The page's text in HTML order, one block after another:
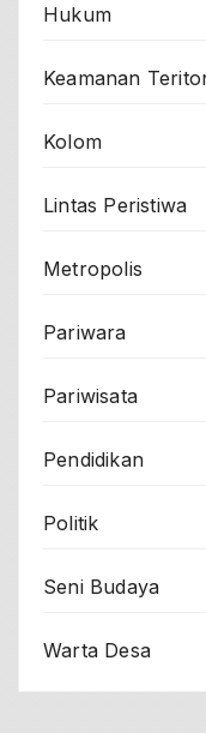
Hukum
Keamanan
Kolom
Lintas Peristiwa
Metropolis
Pariwara
Pariwisata
Pendidikan
Politik
Seni Budaya
Warta Desa